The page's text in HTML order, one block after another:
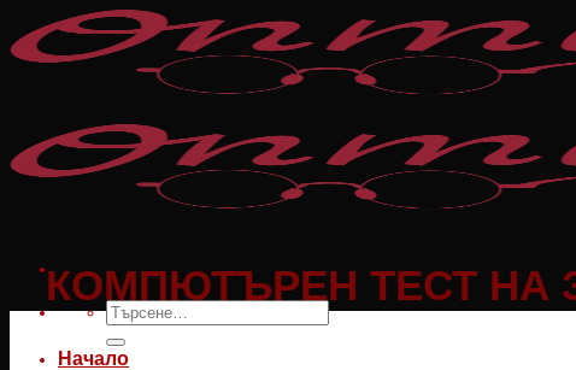
съдържанието
Търсене
Начало
КОМПЮТЪРЕН ТЕСТ НА